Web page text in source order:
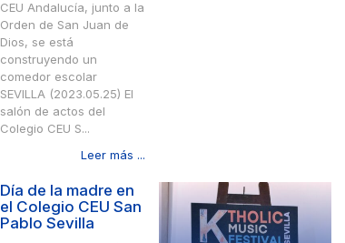
CEU Andalucía, junto a la
Orden de San Juan de
Dios, se está
construyendo un
comedor escolar
SEVILLA (2023.05.25) El
salón de actos del
Colegio CEU S...
Leer más ...
Día de la madre en
el Colegio CEU San
Pablo Sevilla